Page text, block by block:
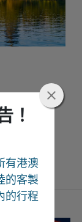
！
有港澳
的客製
的行程